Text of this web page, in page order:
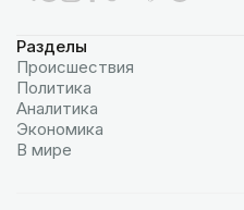
Разделы
Происшествия
Политика
Аналитика
Экономика
В мире